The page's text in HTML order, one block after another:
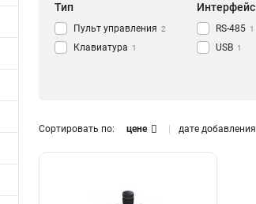
Тип
Пульт управления 2
Клавиатура 1
Интерфейс
RS-485 1
USB 1
Сортировать по: цене дате добавления